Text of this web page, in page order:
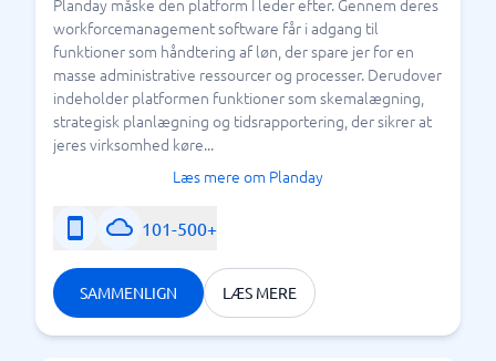
Planday måske den platform I leder efter. Gennem deres
workforcemanagement software får i adgang til
funktioner som håndtering af løn, der spare jer for en
masse administrative ressourcer og processer. Derudover
indeholder platformen funktioner som skemalægning,
strategisk planlægning og tidsrapportering, der sikrer at
jeres virksomhed køre...
Læs mere om Planday
101-500+
SAMMENLIGN LÆS MERE